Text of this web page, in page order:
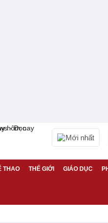
Mới nhất
THAO THẾ GIỚI GIÁO DỤC